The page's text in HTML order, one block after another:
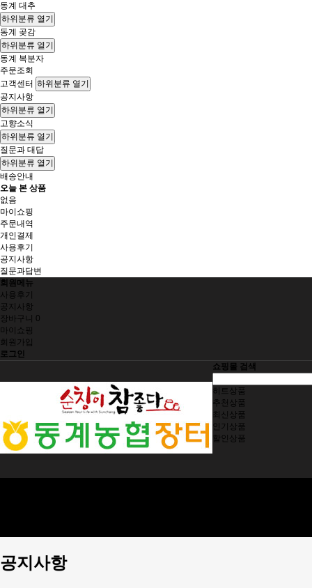
동계 대추
하위분류 열기
동계 곶감
하위분류 열기
동계 복분자
주문조회
고객센터 하위분류 열기
공지사항
하위분류 열기
고향소식
하위분류 열기
질문과 대답
하위분류 열기
배송안내
오늘 본 상품
없음
마이쇼핑
주문내역
개인결제
사용후기
공지사항
질문과답변
회원메뉴
사용후기
공지사항
장바구니
0
마이쇼핑
회원가입
로그인
쇼핑몰 검색
히트상품
추천상품
최신상품
인기상품
할인상품
공지사항